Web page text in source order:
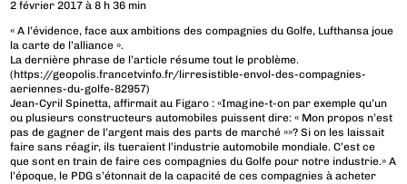
2 février 2017 à 8 h 36 min
« A l’évidence, face aux ambitions des compagnies du Golfe, Lufthansa joue
la carte de l’alliance ».
La dernière phrase de l’article résume tout le problème.
(https://geopolis.francetvinfo.fr/lirresistible-envol-des-compagnies-
aeriennes-du-golfe-82957)
Jean-Cyril Spinetta, affirmait au Figaro : «Imagine-t-on par exemple qu’un
ou plusieurs constructeurs automobiles puissent dire: « Mon propos n’est
pas de gagner de l’argent mais des parts de marché »»? Si on les laissait
faire sans réagir, ils tueraient l’industrie automobile mondiale. C’est ce
que sont en train de faire ces compagnies du Golfe pour notre industrie.» A
l’époque, le PDG s’étonnait de la capacité de ces compagnies à acheter